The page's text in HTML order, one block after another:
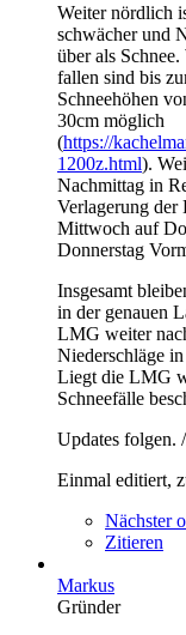
Weiter nördlich
schwächer und
über als
fallen sind bis
Schneehöhen
30cm möglich
(https://
1200z.html).
Nachmittag in
Verlagerung
Mittwoch auf
Donnerstag
Insgesamt
in der genauen
LMG weiter
Niederschläge
Liegt die LMG
Schneefälle
Updates folgen.
Einmal editiert,
Nächster
Zitieren
Markus
Gründer